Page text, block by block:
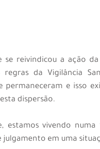
se reivindicou a ação
regras da Vigilância
permaneceram e isso
dispersão.
estamos vivendo
julgamento em uma